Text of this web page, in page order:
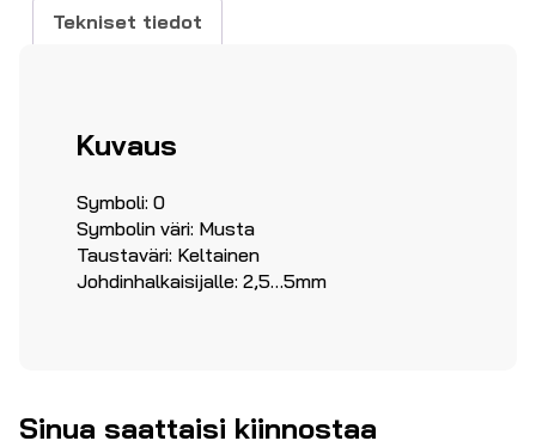
Tekniset tiedot
Kuvaus
Symboli: 0
Symbolin väri: Musta
Taustaväri: Keltainen
Johdinhalkaisijalle: 2,5…5mm
Sinua saattaisi kiinnostaa